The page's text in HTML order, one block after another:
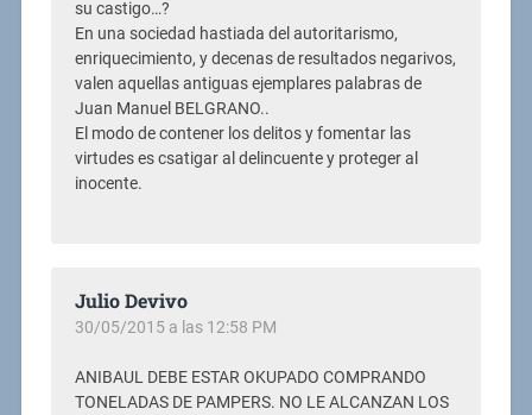
su castigo…?
En una sociedad hastiada del autoritarismo,
enriquecimiento, y decenas de resultados negarivos,
valen aquellas antiguas ejemplares palabras de
Juan Manuel BELGRANO..
El modo de contener los delitos y fomentar las
virtudes es csatigar al delincuente y proteger al
inocente.
Julio Devivo
30/05/2015 a las 12:58 PM
ANIBAUL DEBE ESTAR OKUPADO COMPRANDO
TONELADAS DE PAMPERS. NO LE ALCANZAN LOS